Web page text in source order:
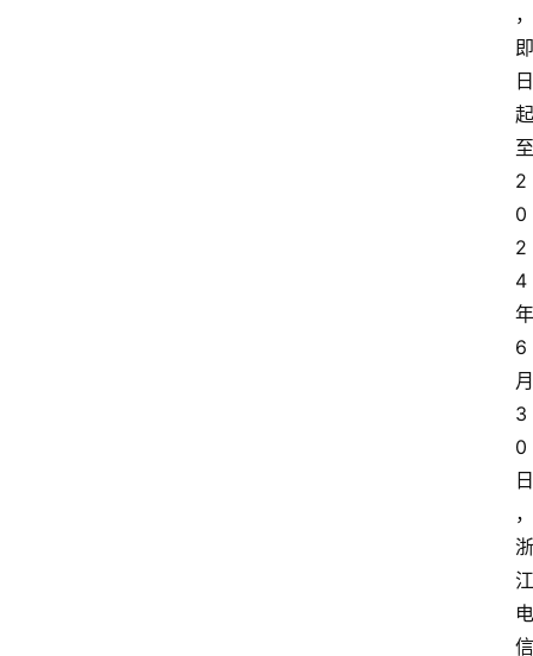
，
即
日
起
至
2
0
2
4
年
6
月
3
0
日
，
浙
江
电
信